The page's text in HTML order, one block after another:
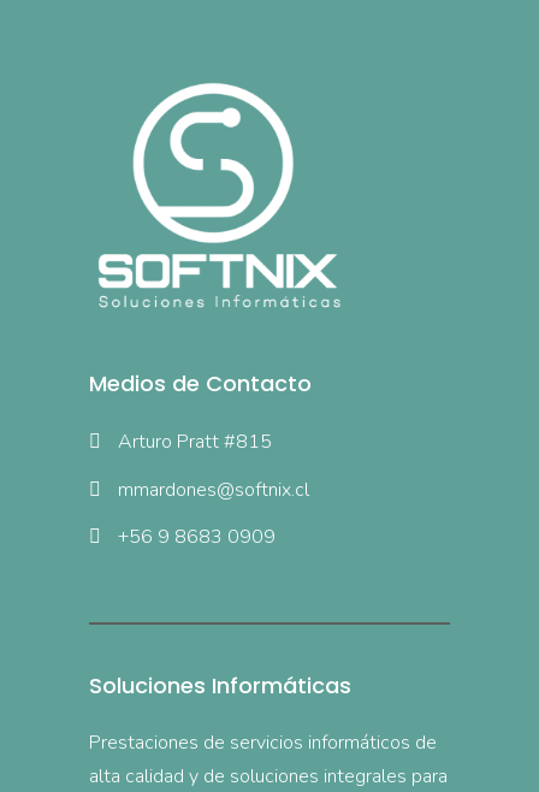
Medios de Contacto
Arturo Pratt #815
mmardones@softnix.cl
+56 9 8683 0909
Soluciones Informáticas
Prestaciones de servicios informáticos de
alta calidad y de soluciones integrales para